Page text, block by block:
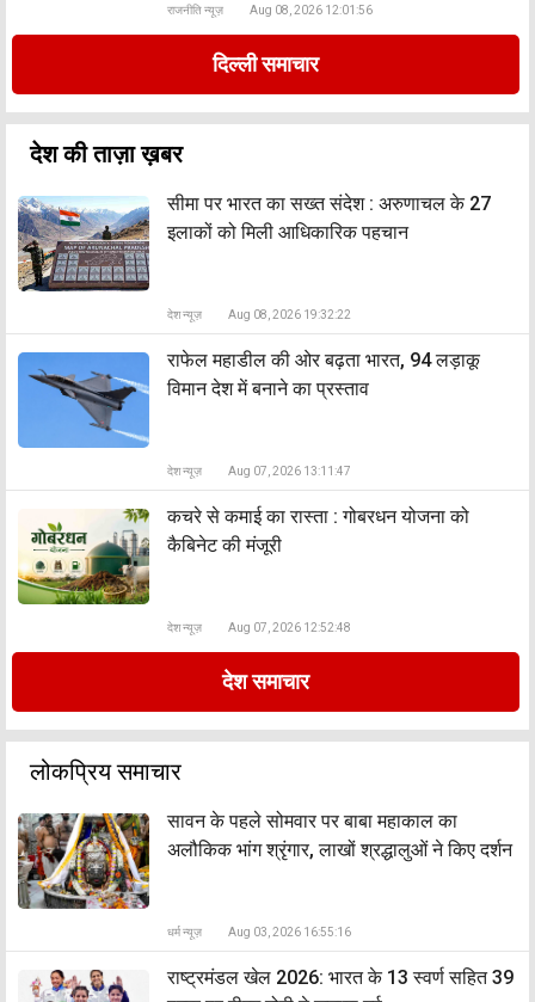
राजनीति न्यूज़ Aug 08, 2026 12:01:56
दिल्ली समाचार
देश की ताज़ा ख़बर
सीमा पर भारत का सख्त संदेश : अरुणाचल के 27
इलाकों को मिली आधिकारिक पहचान
देश न्यूज़ Aug 08, 2026 19:32:22
राफेल महाडील की ओर बढ़ता भारत, 94 लड़ाकू
विमान देश में बनाने का प्रस्ताव
देश न्यूज़ Aug 07, 2026 13:11:47
कचरे से कमाई का रास्ता : गोबरधन योजना को
कैबिनेट की मंजूरी
देश न्यूज़ Aug 07, 2026 12:52:48
देश समाचार
लोकप्रिय समाचार
सावन के पहले सोमवार पर बाबा महाकाल का
अलौकिक भांग श्रृंगार, लाखों श्रद्धालुओं ने किए दर्शन
धर्म न्यूज़ Aug 03, 2026 16:55:16
राष्ट्रमंडल खेल 2026: भारत के 13 स्वर्ण सहित 39